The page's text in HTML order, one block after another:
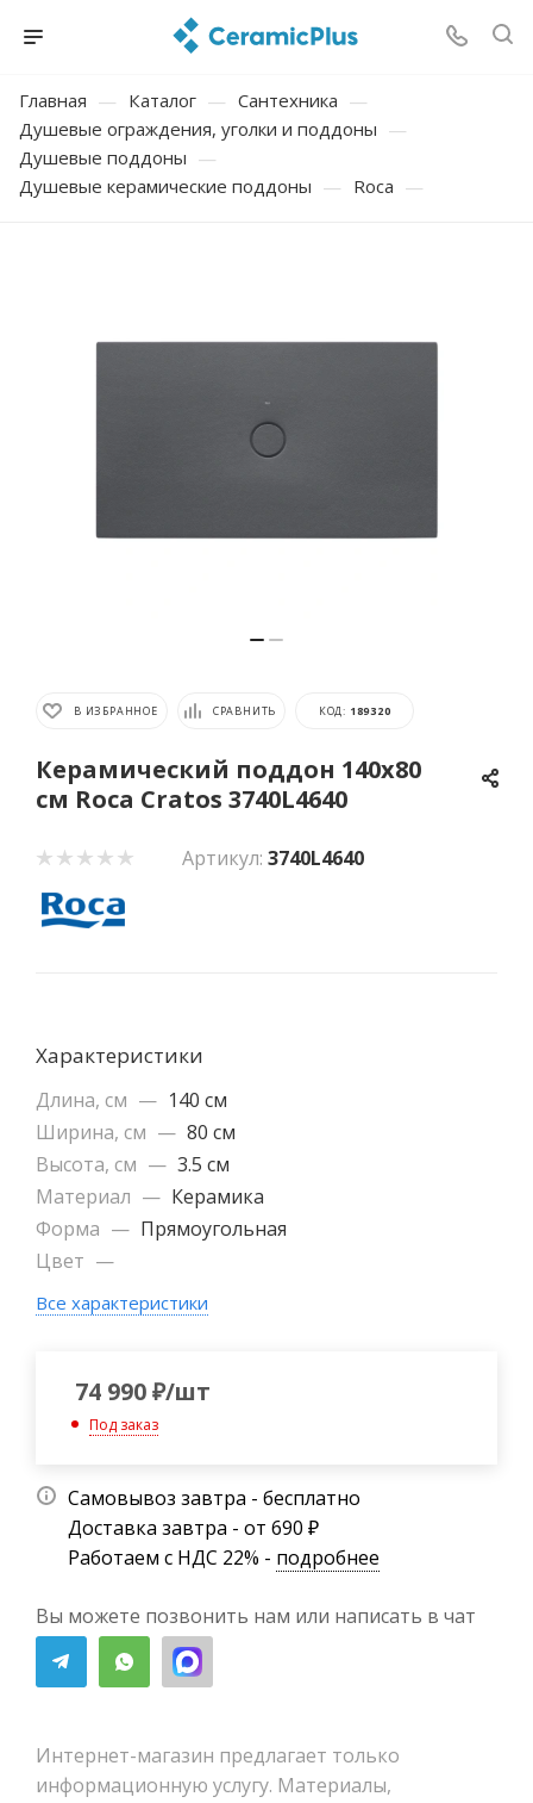
Главная — Каталог — Сантехника —
Душевые ограждения, уголки и поддоны —
Душевые поддоны —
Душевые керамические поддоны — Roca —
В ИЗБРАННОЕ СРАВНИТЬ КОД: 189320
Керамический поддон 140x80
см Roca Cratos 3740L4640
Артикул: 3740L4640
Характеристики
Длина, см — 140 см
Ширина, см — 80 см
Высота, см — 3.5 см
Материал — Керамика
Форма — Прямоугольная
Цвет —
Все характеристики
74 990₽/шт
Под заказ
Самовывоз завтра - бесплатно
Доставка завтра - от 690 ₽
Работаем с НДС 22% - подробнее
Вы можете позвонить нам или написать в чат
Интернет-магазин предлагает только
информационную услугу. Материалы,